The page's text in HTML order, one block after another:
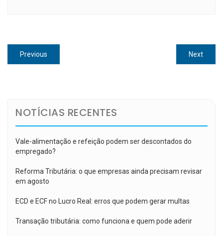
Navegação
de
Previous
post:
NextNext
post:
NOTÍCIAS RECENTES
Vale-alimentação e refeição podem ser descontados do
empregado?
Reforma Tributária: o que empresas ainda precisam revisar
em agosto
ECD e ECF no Lucro Real: erros que podem gerar multas
Transação tributária: como funciona e quem pode aderir